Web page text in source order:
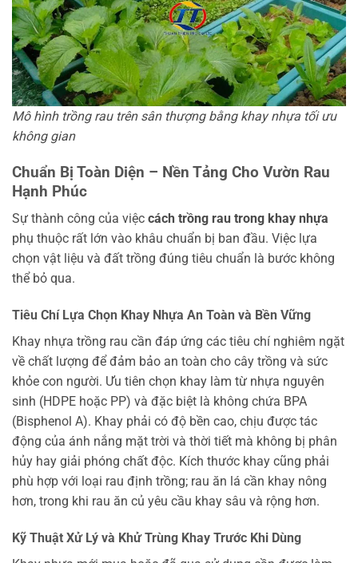
Mô hình trồng rau trên sân thượng bằng khay nhựa tối ưu
không gian
Chuẩn Bị Toàn Diện – Nền Tảng Cho Vườn Rau
Hạnh Phúc
Sự thành công của việc cách trồng rau trong khay nhựa
phụ thuộc rất lớn vào khâu chuẩn bị ban đầu. Việc lựa
chọn vật liệu và đất trồng đúng tiêu chuẩn là bước không
thể bỏ qua.
Tiêu Chí Lựa Chọn Khay Nhựa An Toàn và Bền Vững
Khay nhựa trồng rau cần đáp ứng các tiêu chí nghiêm ngặt
về chất lượng để đảm bảo an toàn cho cây trồng và sức
khỏe con người. Ưu tiên chọn khay làm từ nhựa nguyên
sinh (HDPE hoặc PP) và đặc biệt là không chứa BPA
(Bisphenol A). Khay phải có độ bền cao, chịu được tác
động của ánh nắng mặt trời và thời tiết mà không bị phân
hủy hay giải phóng chất độc. Kích thước khay cũng phải
phù hợp với loại rau định trồng; rau ăn lá cần khay nông
hơn, trong khi rau ăn củ yêu cầu khay sâu và rộng hơn.
Kỹ Thuật Xử Lý và Khử Trùng Khay Trước Khi Dùng